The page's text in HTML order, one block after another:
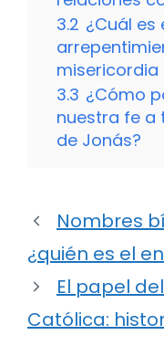
3.2 ¿Cuál es
misericordia
3.3 ¿Cómo
nuestra fe a
de Jonás?
Nombres
¿quién es el
El papel
Católica: